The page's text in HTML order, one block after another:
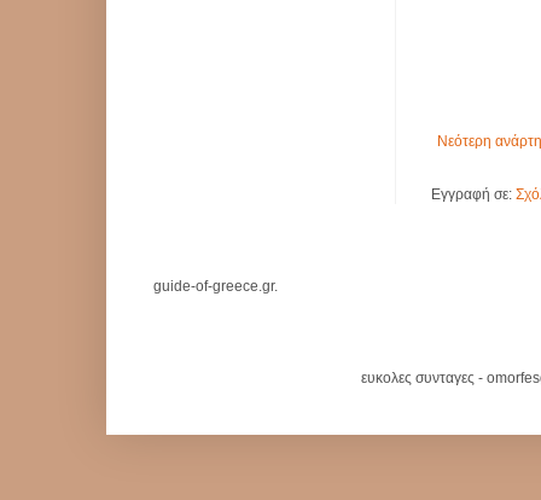
Νεότερη
Εγγραφή σε:
guide-of-greece.gr.
ευκολες συνταγες -